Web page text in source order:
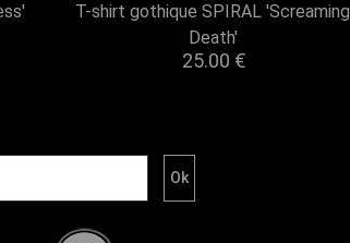
T-shirt gothique SPIRAL 'Screaming
Death'
25.00 €